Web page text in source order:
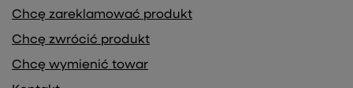
Chcę zareklamować produkt
Chcę zwrócić produkt
Chcę wymienić towar